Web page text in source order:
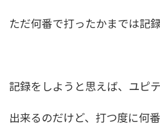
ただ何番で打ったかまでは記
記録をしようと思えば、ユピ
出来るのだけど、打つ度に何